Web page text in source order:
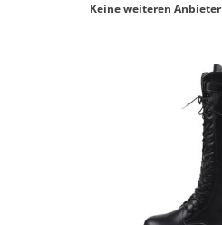
Keine weiteren Anbieter